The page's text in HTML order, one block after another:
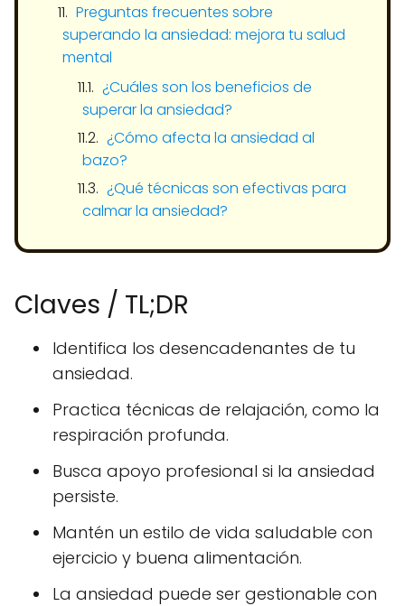
Preguntas frecuentes sobre
superando la ansiedad: mejora tu salud
mental
¿Cuáles son los beneficios de
superar la ansiedad?
¿Cómo afecta la ansiedad al
bazo?
¿Qué técnicas son efectivas para
calmar la ansiedad?
Claves / TL;DR
Identifica los desencadenantes de tu
ansiedad.
Practica técnicas de relajación, como la
respiración profunda.
Busca apoyo profesional si la ansiedad
persiste.
Mantén un estilo de vida saludable con
ejercicio y buena alimentación.
La ansiedad puede ser gestionable con